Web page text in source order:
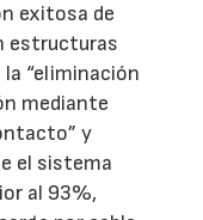
exitosa de
estructuras
la “eliminación
mediante
y
el sistema
al 93%,